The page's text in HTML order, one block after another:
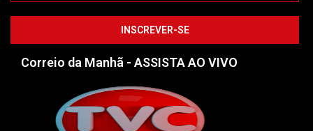
Correio da Manhã - ASSISTA AO VIVO